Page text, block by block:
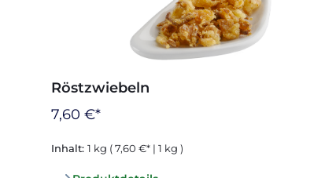
Röstzwiebeln
7,60 €*
Inhalt:1 kg ( 7,60 €* | 1 kg )